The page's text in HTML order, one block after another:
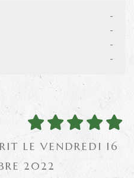
-
-
-
-
LE VENDREDI 16
2022